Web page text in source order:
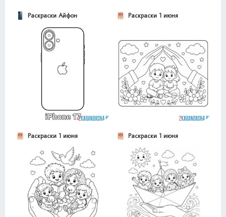
Раскраски Айфон Раскраски 1 июня
Раскраски 1 июня Раскраски 1 июня